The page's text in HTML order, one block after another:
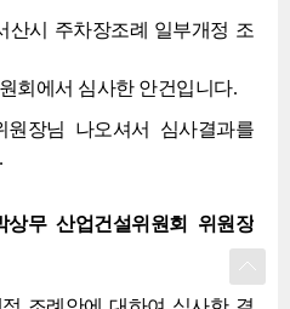
산시 주차장조례 일부개정 조
회에서 심사한 안건입니다.
장님 나오셔서 심사결과를
무 산업건설위원회 위원장